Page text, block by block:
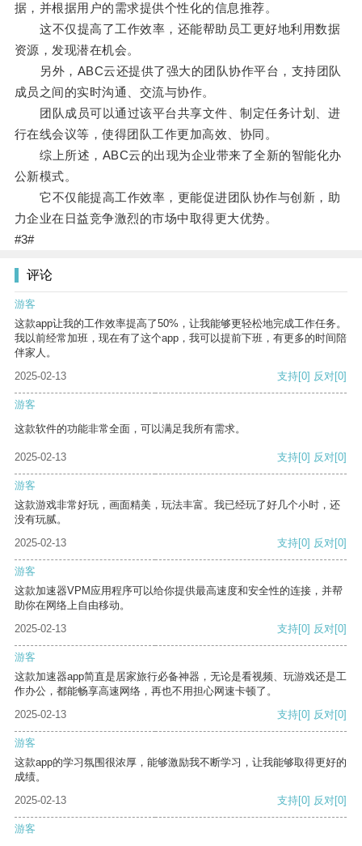
据，并根据用户的需求提供个性化的信息推荐。
这不仅提高了工作效率，还能帮助员工更好地利用数据
资源，发现潜在机会。
另外，ABC云还提供了强大的团队协作平台，支持团队
成员之间的实时沟通、交流与协作。
团队成员可以通过该平台共享文件、制定任务计划、进
行在线会议等，使得团队工作更加高效、协同。
综上所述，ABC云的出现为企业带来了全新的智能化办
公新模式。
它不仅能提高工作效率，更能促进团队协作与创新，助
力企业在日益竞争激烈的市场中取得更大优势。
#3#
评论
游客
这款app让我的工作效率提高了50%，让我能够更轻松地完成工作任务。
我以前经常加班，现在有了这个app，我可以提前下班，有更多的时间陪
伴家人。
2025-02-13
支持[0] 反对[0]
游客
这款软件的功能非常全面，可以满足我所有需求。
2025-02-13 支持[0] 反对[0]
游客
这款游戏非常好玩，画面精美，玩法丰富。我已经玩了好几个小时，还
没有玩腻。
2025-02-13
支持[0] 反对[0]
游客
这款加速器VPM应用程序可以给你提供最高速度和安全性的连接，并帮
助你在网络上自由移动。
2025-02-13
支持[0] 反对[0]
游客
这款加速器app简直是居家旅行必备神器，无论是看视频、玩游戏还是工
作办公，都能畅享高速网络，再也不用担心网速卡顿了。
2025-02-13
支持[0] 反对[0]
游客
这款app的学习氛围很浓厚，能够激励我不断学习，让我能够取得更好的
成绩。
2025-02-13
支持[0] 反对[0]
游客